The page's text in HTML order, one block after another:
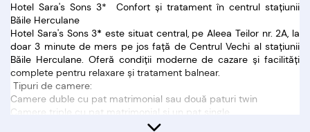
Hotel Sara's Sons 3* Confort și tratament în centrul stațiunii
Băile Herculane
Hotel Sara's Sons 3* este situat central, pe Aleea Teilor nr. 2A, la
doar 3 minute de mers pe jos față de Centrul Vechi al stațiunii
Băile Herculane. Oferă condiții moderne de cazare și facilități
complete pentru relaxare și tratament balnear.
Tipuri de camere:
Camere duble cu pat matrimonial sau două paturi twin
Camere triple cu pat matrimonial și un pat single
Apartamente cu dormitor și living cu canapea extensibilă